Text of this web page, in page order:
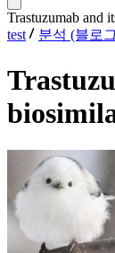
Trastuzumab and
test
분석 (블로